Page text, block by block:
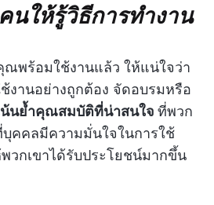
นให้รู้วิธีการทำงาน
ณพร้อมใช้งานแล้ว ให้แน่ใจว่า
งานอย่างถูกต้อง จัดอบรมหรือ
น้นย้ำคุณสมบัติที่น่าสนใจ ที่พวก
บุคคลมีความมั่นใจในการใช้
วกเขาได้รับประโยชน์มากขึ้น